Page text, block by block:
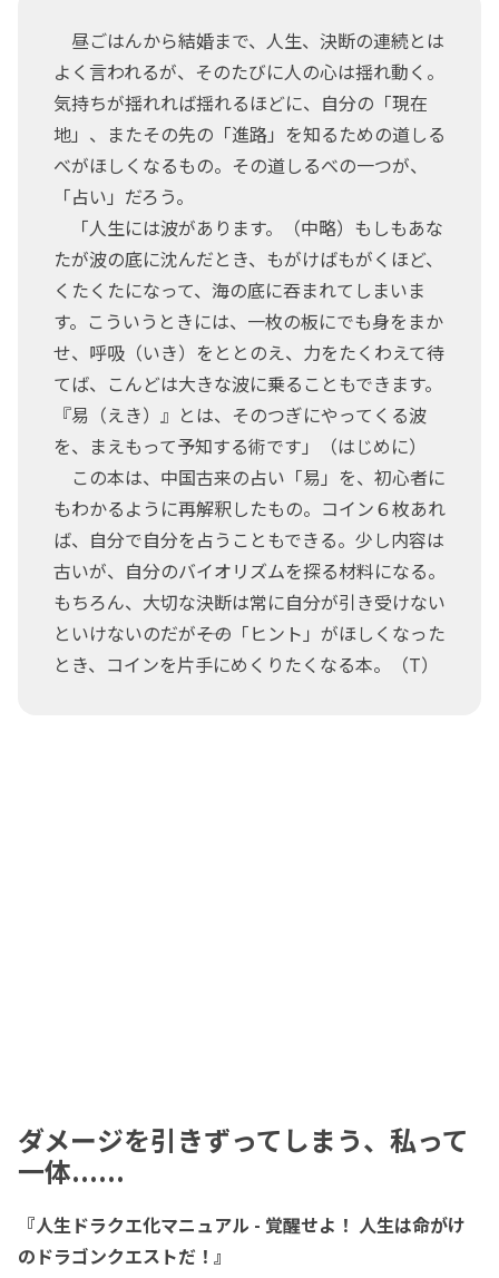
昼ごはんから結婚まで、人生、決断の連続とは
よく言われるが、そのたびに人の心は揺れ動く。
気持ちが揺れれば揺れるほどに、自分の「現在
地」、またその先の「進路」を知るための道しる
べがほしくなるもの。その道しるべの一つが、
「占い」だろう。
「人生には波があります。（中略）もしもあな
たが波の底に沈んだとき、もがけばもがくほど、
くたくたになって、海の底に吞まれてしまいま
す。こういうときには、一枚の板にでも身をまか
せ、呼吸（いき）をととのえ、力をたくわえて待
てば、こんどは大きな波に乗ることもできます。
『易（えき）』とは、そのつぎにやってくる波
を、まえもって予知する術です」（はじめに）
この本は、中国古来の占い「易」を、初心者に
もわかるように再解釈したもの。コイン６枚あれ
ば、自分で自分を占うこともできる。少し内容は
古いが、自分のバイオリズムを探る材料になる。
もちろん、大切な決断は常に自分が引き受けない
といけないのだが――その「ヒント」がほしくなった
とき、コインを片手にめくりたくなる本。（T）
ダメージを引きずってしまう、私って
一体......
『人生ドラクエ化マニュアル - 覚醒せよ！ 人生は命がけ
のドラゴンクエストだ！』